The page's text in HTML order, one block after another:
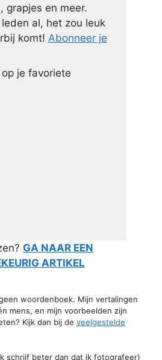
grapjes en meer.
al, het zou leuk
komt! Abonneer je
je favoriete
GA NAAR EEN
ARTIKEL
woordenboek. Mijn vertalingen
mens, en mijn voorbeelden zijn
Kijk dan bij de veelgestelde
schrijf beter dan dat ik fotografeer)